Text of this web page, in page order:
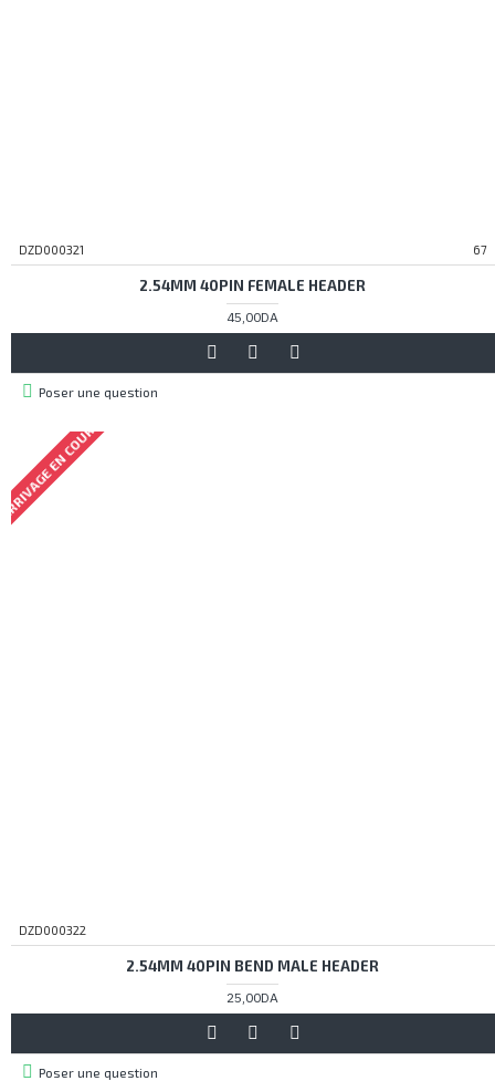
DZD000321 67
2.54MM 40PIN FEMALE HEADER
45,00DA
Poser une question
EN COURS
DZD000322
2.54MM 40PIN BEND MALE HEADER
25,00DA
Poser une question